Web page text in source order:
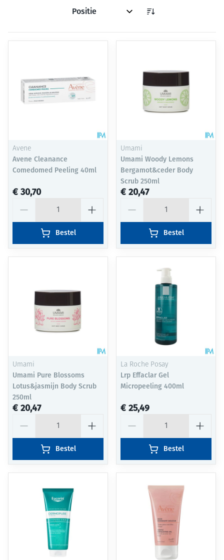
Sorteer op:
Avene
Avene Cleanance
Comedomed Peeling 40ml
€ 30,70
Bestel
Umami
Umami Woody Lemons
Bergamot&ceder Body
Scrub 250ml
€ 20,47
Bestel
Umami
Umami Pure Blossoms
Lotus&jasmijn Body Scrub
250ml
€ 20,47
Bestel
La Roche Posay
Lrp Effaclar Gel
Micropeeling 400ml
€ 25,49
Bestel